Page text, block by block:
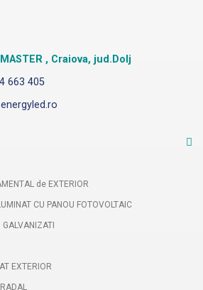
MASTER , Craiova, jud.Dolj
663 405
de EXTERIOR
CU PANOU FOTOVOLTAIC
GALVANIZATI
EXTERIOR